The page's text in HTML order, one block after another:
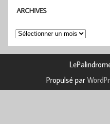
ARCHIVES
Archives
Propulsé par